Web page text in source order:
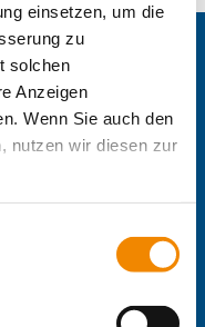
einsetzen, um die
zu
solchen
Anzeigen
Wenn Sie auch den
nutzen wir diesen zur
und
von anderen
auch, wenn Sie